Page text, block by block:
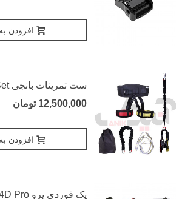
افزودن
ست تمرینات بانجی Bungee Set
12,500,000 تومان
افزودن
پک فوردی پرو 4D Pro اورجینال